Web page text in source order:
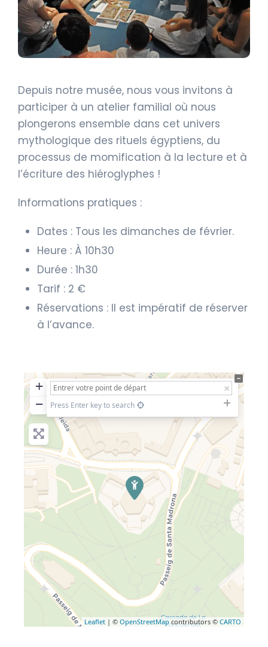
Depuis notre musée, nous vous invitons à
participer à un atelier familial où nous
plongerons ensemble dans cet univers
mythologique des rituels égyptiens, du
processus de momification à la lecture et à
l’écriture des hiéroglyphes !
Informations pratiques :
Dates : Tous les dimanches de février.
Heure : À 10h30
Durée : 1h30
Tarif : 2 €
Réservations : Il est impératif de réserver
à l’avance.
+
−
Press Enter key to search
Leaflet | © OpenStreetMapcontributors © CARTO